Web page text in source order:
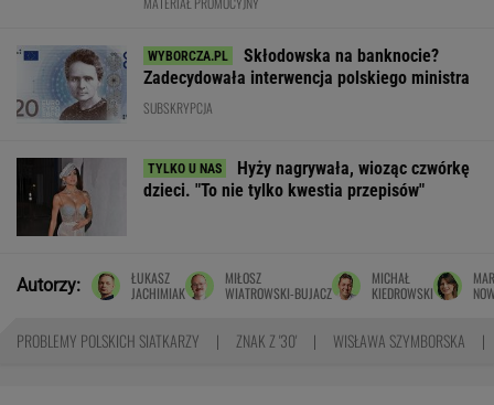
Skłodowska na banknocie?
Zadecydowała interwencja polskiego ministra
SUBSKRYPCJA
Hyży nagrywała, wioząc czwórkę
dzieci. "To nie tylko kwestia przepisów"
Autorzy:
ŁUKASZ
JACHIMIAK
MIŁOSZ
WIATROWSKI-BUJACZ
MICHAŁ
KIEDROWSKI
PROBLEMY POLSKICH SIATKARZY ZNAK Z '30' WISŁAWA SZYMBORSKA